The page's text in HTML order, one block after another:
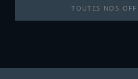
TOUTES NOS